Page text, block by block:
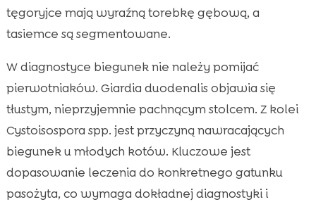
tęgoryjce mają wyraźną torebkę gębową, a
tasiemce są segmentowane.
W diagnostyce biegunek nie należy pomijać
pierwotniaków. Giardia duodenalis objawia się
tłustym, nieprzyjemnie pachnącym stolcem. Z kolei
Cystoisospora spp. jest przyczyną nawracających
biegunek u młodych kotów. Kluczowe jest
dopasowanie leczenia do konkretnego gatunku
pasożyta, co wymaga dokładnej diagnostyki i